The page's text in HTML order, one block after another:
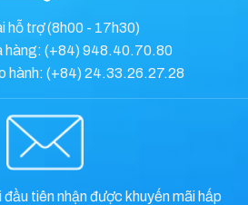
hỗ trợ (8h00 - 17h30)
hàng: (+84) 948.40.70.80
hành: (+84) 24.33.26.27.28
tiên nhận được khuyến mãi hấp